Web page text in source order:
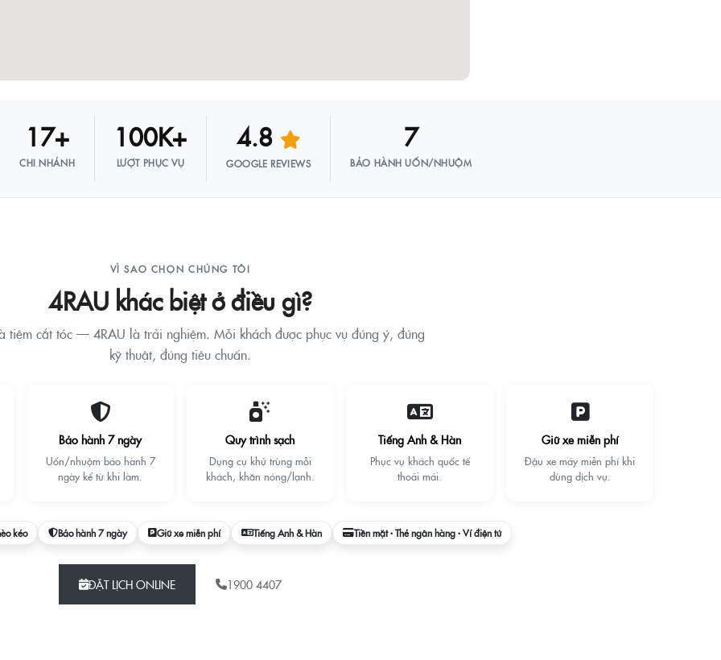
17+
CHI NHÁNH
100K+
LƯỢT PHỤC VỤ
4.8
GOOGLE REVIEWS
7
BẢO HÀNH UỐN/NHUỘM
VÌ SAO CHỌN CHÚNG TÔI
4RAU khác biệt ở điều gì?
tiệm cắt tóc — 4RAU là trải nghiệm. Mỗi khách được phục vụ đúng ý, đúng
kỹ thuật, đúng tiêu chuẩn.
Bảo hành 7 ngày
Uốn/nhuộm bảo hành 7
ngày kể từ khi làm.
Quy trình sạch
Dụng cụ khử trùng mỗi
khách, khăn nóng/lạnh.
Tiếng Anh & Hàn
Phục vụ khách quốc tế
thoải mái.
Giữ xe miễn phí
Đậu xe máy miễn phí khi
dùng dịch vụ.
kéo Bảo hành 7 ngày Giữ xe miễn phí Tiếng Anh & Hàn Tiền mặt · Thẻ ngân hàng · Ví điện tử
ĐẶT LỊCH ONLINE 1900 4407